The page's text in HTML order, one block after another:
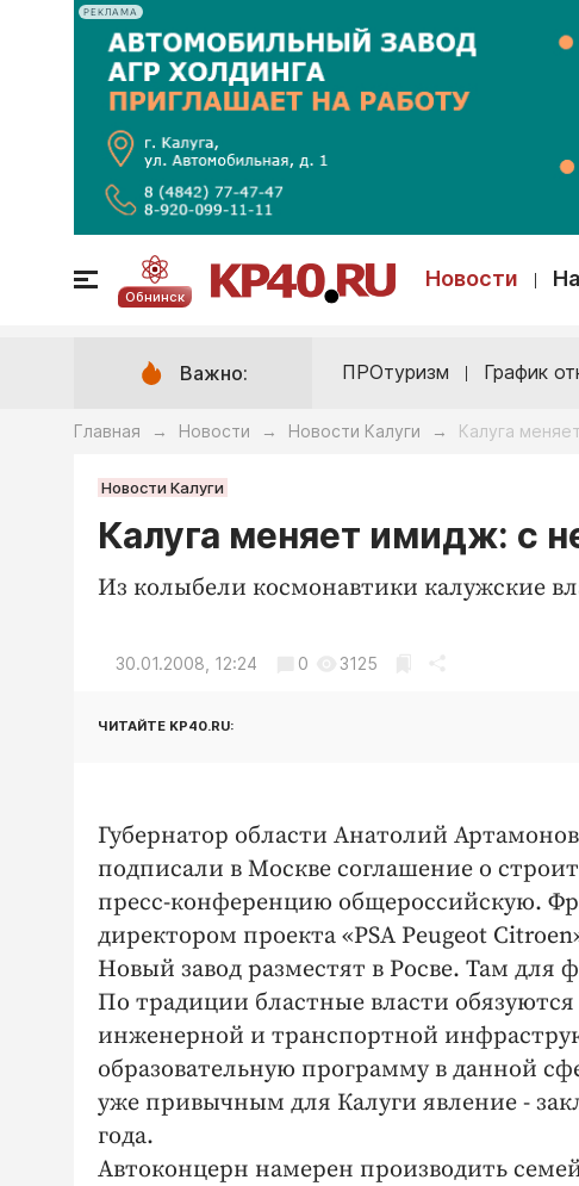
РЕКЛАМА
Обнинск
Новости
Важно: ПРОтуризм График
Главная → Новости → Новости Калуги → Калуга
Новости Калуги
Калуга меняет имидж: с
Из колыбели космонавтики калужские
30.01.2008, 12:24 0 3125
ЧИТАЙТЕ KP40.RU:
Губернатор области Анатолий
подписали в Москве соглашение о
пресс-конференцию общероссийскую.
директором проекта «PSA Peugeot
Новый завод разместят в Росве. Там для
По традиции бластные власти
инженерной и транспортной
образовательную программу в данной
уже привычным для Калуги явление -
года.
Автоконцерн намерен производить